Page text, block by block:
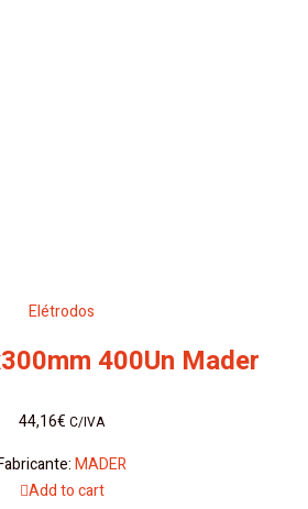
Elétrodos
400Un Mader
44,16€ C/IVA
MADER
Add to cart